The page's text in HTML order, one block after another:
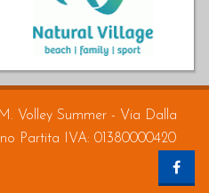
Volley Summer - Via Dalla
Partita IVA: 01380000420